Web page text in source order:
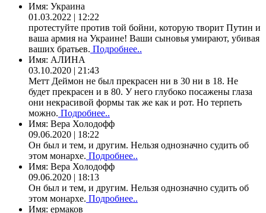
Имя: Украина
01.03.2022 | 12:22
протестуйте против той бойни, которую творит Путин и
ваша армия на Украине! Ваши сыновья умирают, убивая
ваших братьев. Подробнее..
Имя: АЛИНА
03.10.2020 | 21:43
Метт Деймон не был прекрасен ни в 30 ни в 18. Не
будет прекрасен и в 80. У него глубоко посажены глаза
они некрасивой формы так же как и рот. Но терпеть
можно. Подробнее..
Имя: Вера Холодофф
09.06.2020 | 18:22
Он был и тем, и другим. Нельзя однозначно судить об
этом монархе. Подробнее..
Имя: Вера Холодофф
09.06.2020 | 18:13
Он был и тем, и другим. Нельзя однозначно судить об
этом монархе. Подробнее..
Имя: ермаков